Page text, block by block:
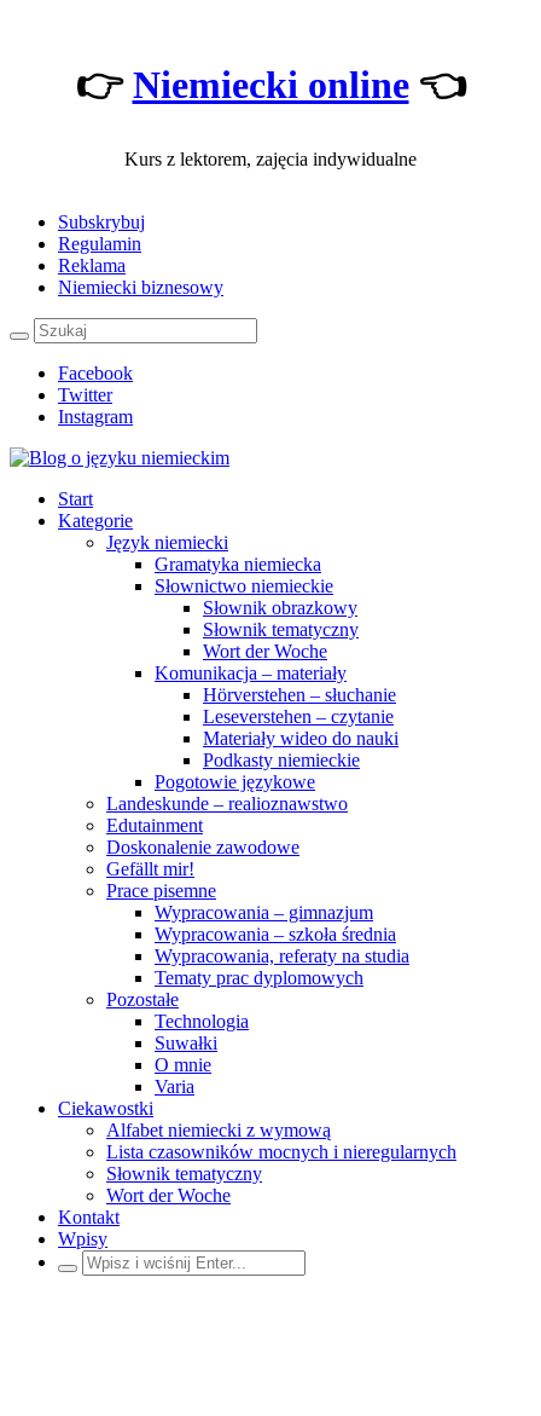
👉Niemiecki online👈
Kurs z lektorem, zajęcia indywidualne
Subskrybuj
Regulamin
Reklama
Niemiecki biznesowy
Facebook
Twitter
Instagram
Start
Kategorie
Język niemiecki
Gramatyka niemiecka
Słownictwo niemieckie
Słownik obrazkowy
Słownik tematyczny
Wort der Woche
Komunikacja – materiały
Hörverstehen – słuchanie
Leseverstehen – czytanie
Materiały wideo do nauki
Podkasty niemieckie
Pogotowie językowe
Landeskunde – realioznawstwo
Edutainment
Doskonalenie zawodowe
Gefällt mir!
Prace pisemne
Wypracowania – gimnazjum
Wypracowania – szkoła średnia
Wypracowania, referaty na studia
Tematy prac dyplomowych
Pozostałe
Technologia
Suwałki
O mnie
Varia
Ciekawostki
Alfabet niemiecki z wymową
Lista czasowników mocnych i nieregularnych
Słownik tematyczny
Wort der Woche
Kontakt
Wpisy